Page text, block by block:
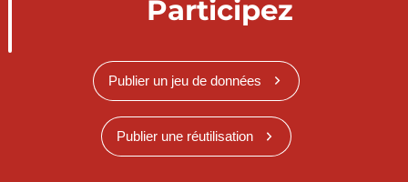
Participez
Publier un jeu de données
Publier une réutilisation